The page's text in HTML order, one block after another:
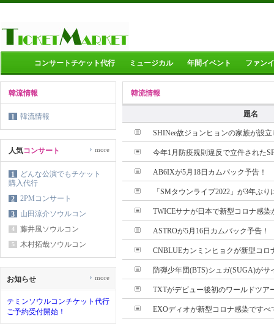
コンサートチケット代行 ミュージカル 年間イベント ファン
韓流情報
1 韓流情報
人気コンサート
1
どんな公演でもチケット
購入代行
2
2PMコンサート
3
山田涼介ソウルコン
4 藤井風ソウルコン
5 木村拓哉ソウルコン
› more
お知らせ
テミンソウルコンチケット代行
ご予約受付開始！
› more
韓流情報
題名
SHINee故ジョンヒョンの家族が設
今年1月防疫規則違反で立件された
AB6IXが5月18日カムバック予告！
「SMタウンライブ2022」が3年ぶ
TWICEサナが日本で新型コロナ感染
ASTROが5月16日カムバック予告！
CNBLUEカンミンヒョクが新型コロ
防弾少年団(BTS)シュガ(SUGA)がサ
TXTがデビュー後初のワールドツア
EXOディオが新型コロナ感染ですべ